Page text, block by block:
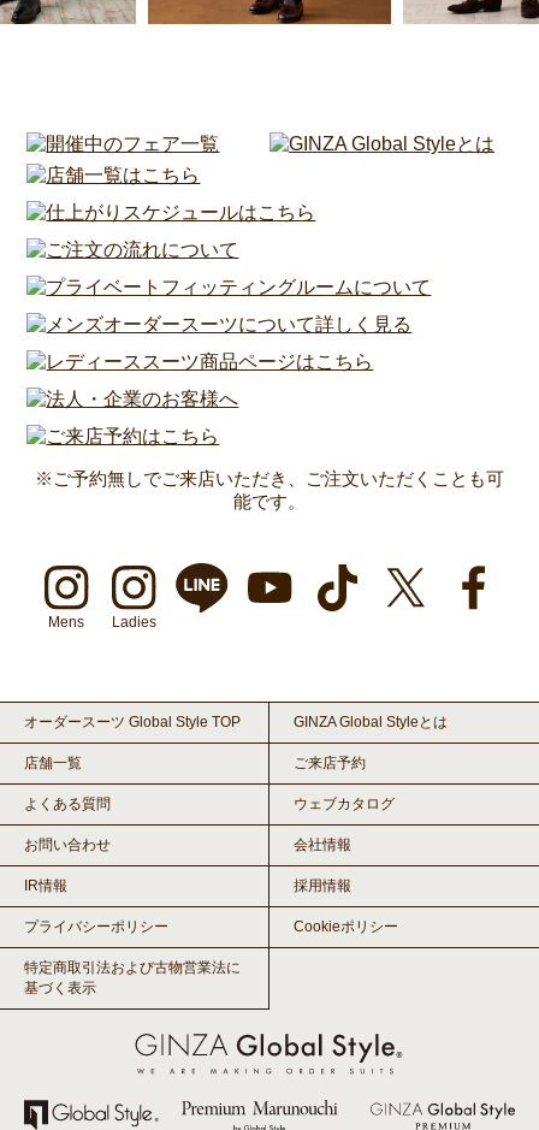
※ご予約無しでご来店いただき、ご注文いただくことも可
能です。
Mens Ladies
オーダースーツ Global Style TOP GINZA Global Styleとは
店舗一覧 ご来店予約
よくある質問 ウェブカタログ
お問い合わせ 会社情報
IR情報 採用情報
プライバシーポリシー Cookieポリシー
特定商取引法および古物営業法に
基づく表示